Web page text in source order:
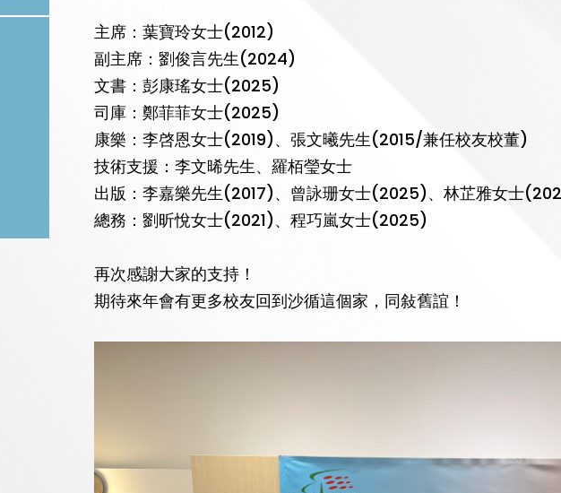
主席：葉寶玲女士(2012)
副主席：劉俊言先生(2024)
文書：彭康瑤女士(2025)
司庫：鄭菲菲女士(2025)
康樂：李啓恩女士(2019)、張文曦先生(2015/兼任校友校董)
技術支援：李文晞先生、羅栢瑩女士
出版：李嘉樂先生(2017)、曾詠珊女士(2025)、林芷雅女士
總務：劉昕悅女士(2021)、程巧嵐女士(2025)
再次感謝大家的支持！
期待來年會有更多校友回到沙循這個家，同敍舊誼！